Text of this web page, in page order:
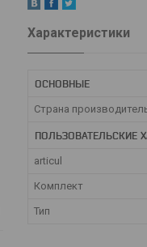
Характеристики
ОСНОВНЫЕ
Страна
ПОЛЬЗОВАТЕЛЬСКИЕ
articul
Комплект
Тип